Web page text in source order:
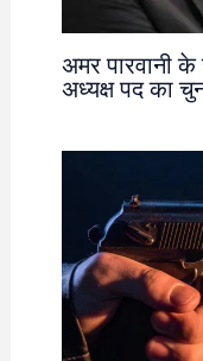
अमर पारवानी
अध्यक्ष पद का